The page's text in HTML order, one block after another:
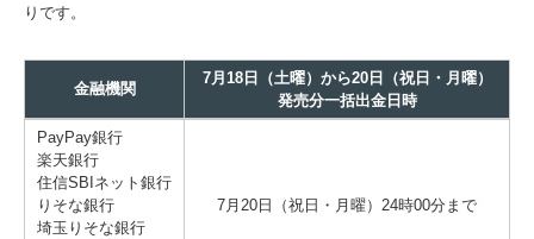
りです。
金融機関
7月18日（土曜）から20日（祝日・月曜）
発売分一括出金日時
PayPay銀行
楽天銀行
住信SBIネット銀行
りそな銀行
埼玉りそな銀行
7月20日（祝日・月曜）24時00分まで